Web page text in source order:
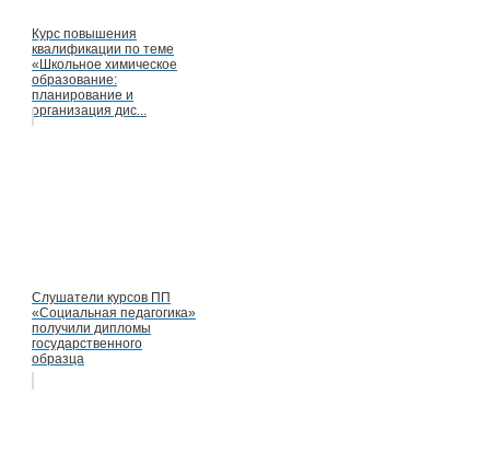
Курс повышения
квалификации по теме
«Школьное химическое
образование:
планирование и
организация дис...
Слушатели курсов ПП
«Социальная педагогика»
получили дипломы
государственного
образца